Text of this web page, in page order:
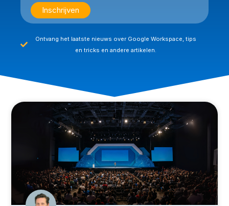
Ontvang het laatste nieuws over Google Workspace, tips
en tricks en andere artikelen.